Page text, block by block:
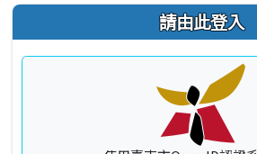
右邊區域內容 請由此登入